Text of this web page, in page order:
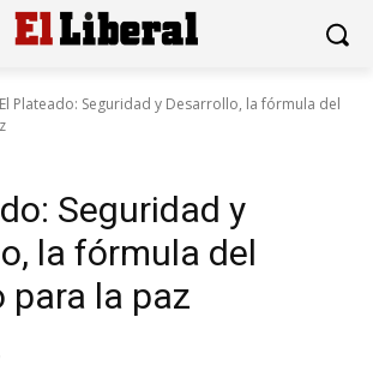
El Plateado: Seguridad y Desarrollo, la fórmula del
Seguridad y
la fórmula del
para la paz